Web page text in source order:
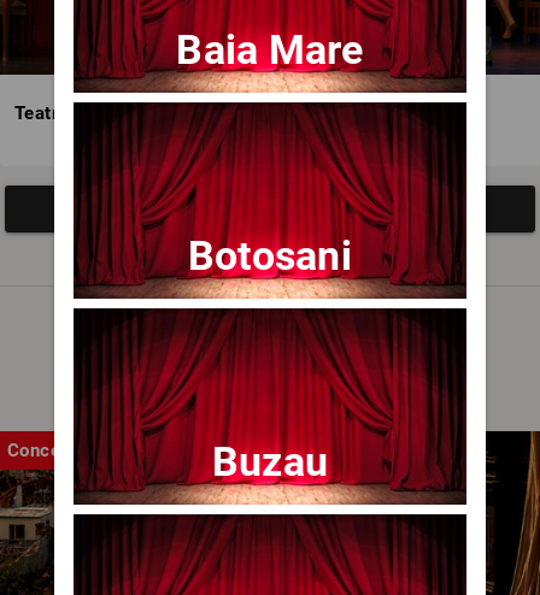
Teatrul Avangardia
Afisați mai multe evenimente
Noutăți
Concert
Baia Mare
Botosani
Buzau